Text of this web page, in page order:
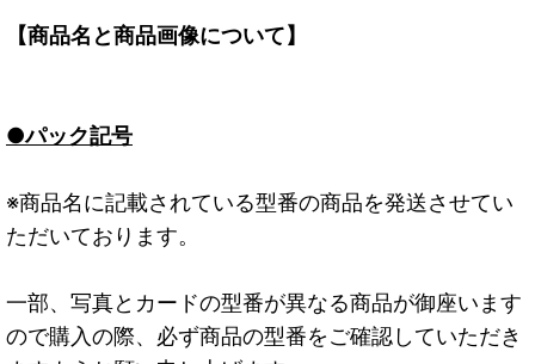
【商品名と商品画像について】
●パック記号
※商品名に記載されている型番の商品を発送させてい
ただいております。
一部、写真とカードの型番が異なる商品が御座います
ので購入の際、必ず商品の型番をご確認していただき